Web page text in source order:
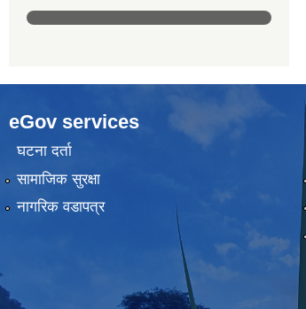
eGov services
घटना दर्ता
सामाजिक सुरक्षा
नागरिक वडापत्र